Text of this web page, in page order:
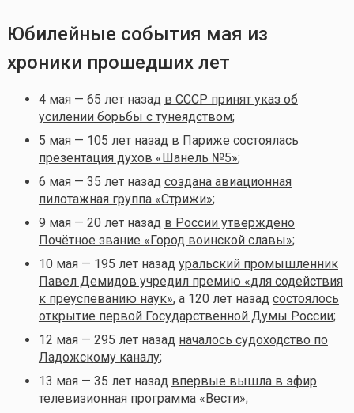
Юбилейные события мая из
хроники прошедших лет
4 мая — 65 лет назад в СССР принят указ об
усилении борьбы с тунеядством;
5 мая — 105 лет назад в Париже состоялась
презентация духов «Шанель №5»;
6 мая — 35 лет назад создана авиационная
пилотажная группа «Стрижи»;
9 мая — 20 лет назад в России утверждено
Почётное звание «Город воинской славы»;
10 мая — 195 лет назад уральский промышленник
Павел Демидов учредил премию «для содействия
к преуспеванию наук», а 120 лет назад состоялось
открытие первой Государственной Думы России;
12 мая — 295 лет назад началось судоходство по
Ладожскому каналу;
13 мая — 35 лет назад впервые вышла в эфир
телевизионная программа «Вести»;